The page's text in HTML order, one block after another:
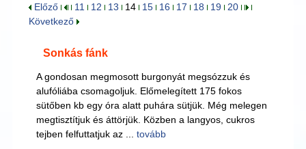
Előző
11 12 13 14 15 16 17 18 19
20
Következő
Sonkás fánk
A gondosan megmosott burgonyát megsózzuk és
alufóliába csomagoljuk. Előmelegített 175 fokos
sütőben kb egy óra alatt puhára sütjük. Még melegen
megtisztítjuk és áttörjük. Közben a langyos, cukros
tejben felfuttatjuk az ... tovább